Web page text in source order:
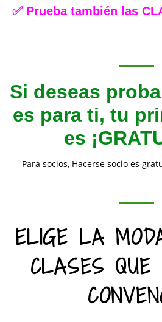
✅ Prueba también las
Si deseas
es para ti, tu
es
Para socios, Hacerse socio es
ELIGE LA
CLASES